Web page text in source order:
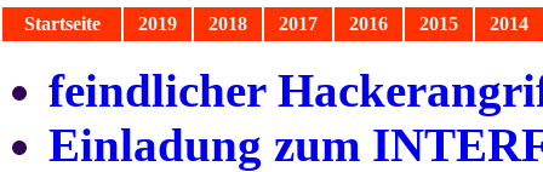
Startseite 2019 2018 2017 2016 2015 2014
feindlicher
Einladung zum